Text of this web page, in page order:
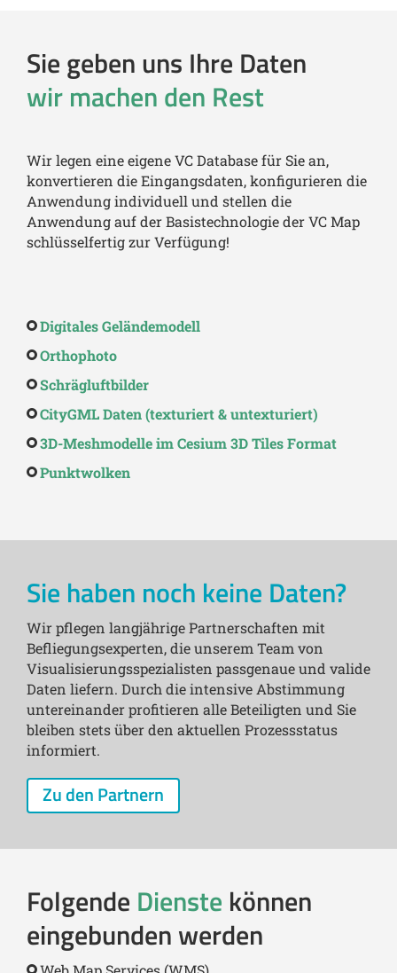
Sie geben uns Ihre Daten
wir machen den Rest
Wir legen eine eigene VC Database für Sie an,
konvertieren die Eingangsdaten, konfigurieren die
Anwendung individuell und stellen die
Anwendung auf der Basistechnologie der VC Map
schlüsselfertig zur Verfügung!
Digitales Geländemodell
Orthophoto
Schrägluftbilder
CityGML Daten (texturiert & untexturiert)
3D-Meshmodelle im Cesium 3D Tiles Format
Punktwolken
Sie haben noch keine Daten?
Wir pflegen langjährige Partnerschaften mit
Befliegungsexperten, die unserem Team von
Visualisierungsspezialisten passgenaue und valide
Daten liefern. Durch die intensive Abstimmung
untereinander profitieren alle Beteiligten und Sie
bleiben stets über den aktuellen Prozessstatus
informiert.
Zu den Partnern
Folgende Dienste können
eingebunden werden